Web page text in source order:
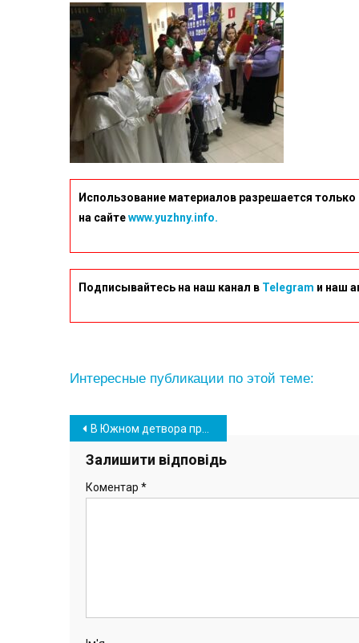
Использование материалов разрешается
на сайтеwww.yuzhny.info.
Подписывайтесь на наш канал в Telegram и наш
Интересные публикации по этой теме:
Навігація
записів
В Южном детвора пришла посевать и колядовать к сотрудникам полиции
Залишити відповідь
Коментар *